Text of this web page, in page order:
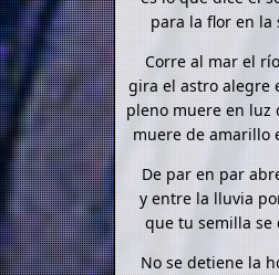
para la flor en la
Corre al mar el
gira el astro alegre
pleno muere en luz
muere de amarillo
De par en par
y entre la lluvia
que tu semilla se
No se detiene la